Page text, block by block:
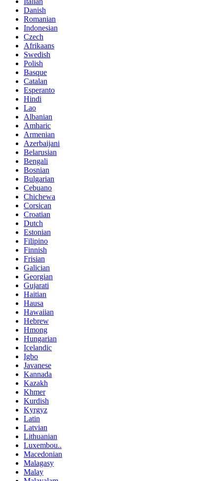
Danish
Romanian
Indonesian
Czech
Afrikaans
Swedish
Polish
Basque
Catalan
Esperanto
Hindi
Lao
Albanian
Amharic
Armenian
Azerbaijani
Belarusian
Bengali
Bosnian
Bulgarian
Cebuano
Chichewa
Corsican
Croatian
Dutch
Estonian
Filipino
Finnish
Frisian
Galician
Georgian
Gujarati
Haitian
Hausa
Hawaiian
Hebrew
Hmong
Hungarian
Icelandic
Igbo
Javanese
Kannada
Kazakh
Khmer
Kurdish
Kyrgyz
Latin
Latvian
Lithuanian
Luxembou..
Macedonian
Malagasy
Malay